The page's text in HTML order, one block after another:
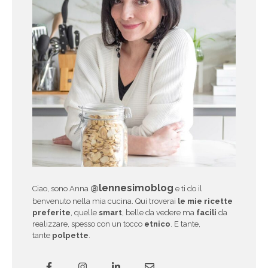
Ciao, sono Anna @lennesimoblog e ti do il
benvenuto nella mia cucina. Qui troverai le mie ricette
preferite, quelle smart, belle da vedere ma facili da
realizzare, spesso con un tocco etnico. E tante,
tante polpette.